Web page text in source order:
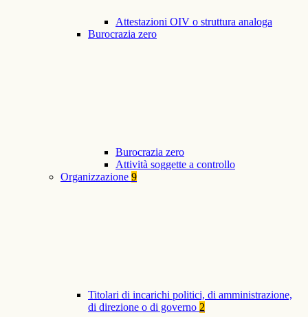
Attestazioni OIV o struttura analoga
Burocrazia zero
Burocrazia zero
Attività soggette a controllo
Organizzazione 9
Titolari di incarichi politici, di amministrazione,
di direzione o di governo 2